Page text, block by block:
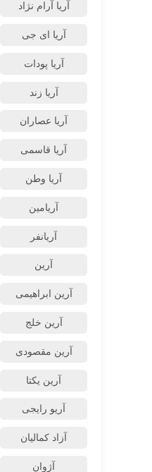
آریا آرام نژاد
آریا ای جی
آریا پودات
آریا زند
آریا عصاران
آریا قاسمی
آریا وطن
آریامین
آریانفر
آرین
آرین ابراهیمی
آرین خلج
آرین مقصودی
آرین یکتا
آریو رایجی
آزاد کمالیان
آژوان